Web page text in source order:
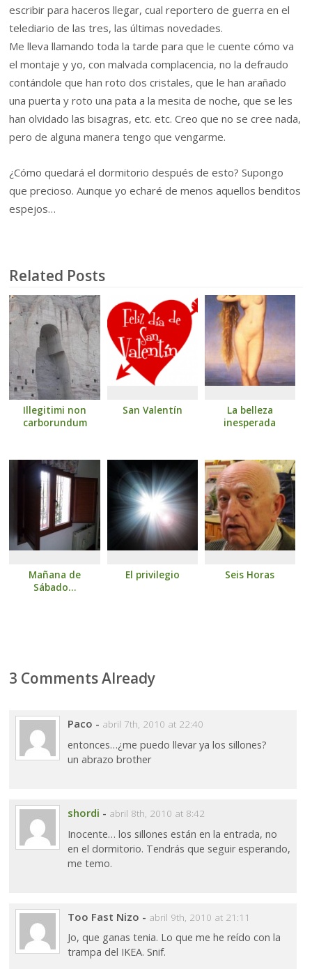
escribir para haceros llegar, cual reportero de guerra en el
telediario de las tres, las últimas novedades.
Me lleva llamando toda la tarde para que le cuente cómo va
el montaje y yo, con malvada complacencia, no la defraudo
contándole que han roto dos cristales, que le han arañado
una puerta y roto una pata a la mesita de noche, que se les
han olvidado las bisagras, etc. etc. Creo que no se cree nada,
pero de alguna manera tengo que vengarme.
¿Cómo quedará el dormitorio después de esto? Supongo
que precioso. Aunque yo echaré de menos aquellos benditos
espejos…
Related Posts
Illegitimi non
carborundum
San Valentín
La belleza
inesperada
Mañana de
Sábado…
El privilegio Seis Horas
3 Comments Already
Paco - abril 7th, 2010 at 22:40
entonces…¿me puedo llevar ya los sillones?
un abrazo brother
shordi - abril 8th, 2010 at 8:42
Inocente… los sillones están en la entrada, no
en el dormitorio. Tendrás que seguir esperando,
me temo.
Too Fast Nizo - abril 9th, 2010 at 21:11
Jo, que ganas tenia. Lo que me he reído con la
trampa del IKEA. Snif.